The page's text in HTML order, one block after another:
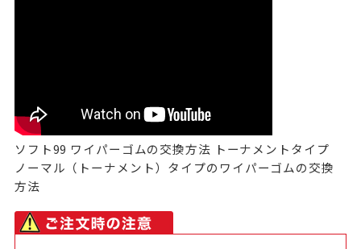
ソフト99 ワイパーゴムの交換方法 トーナメントタイプ
ノーマル（トーナメント）タイプのワイパーゴムの交換
方法